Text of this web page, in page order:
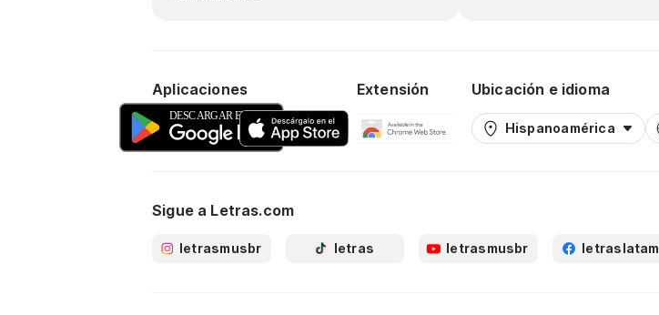
Aplicaciones Extensión Ubicación e idioma
Hispanoamérica
Sigue a Letras.com
letrasmusbr letras letrasmusbr letraslatam